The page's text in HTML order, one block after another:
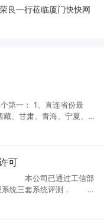
良一行莅临厦门快快网
连省份最
、甘肃、青海、宁夏、
经
16核
可
统三套系统评测，
特网接入服务），IDC(互